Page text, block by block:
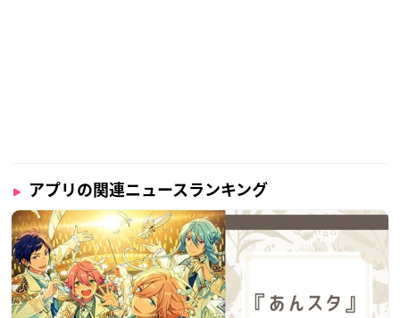
アプリの関連ニュースランキング